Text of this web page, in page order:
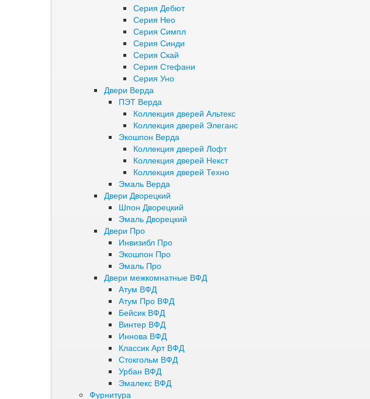
Серия Дебют
Серия Нео
Серия Симпл
Серия Синди
Серия Скай
Серия Стефани
Серия Уно
Двери Верда
ПЭТ Верда
Коллекция дверей Альтекс
Коллекция дверей Элеганс
Экошпон Верда
Коллекция дверей Лофт
Коллекция дверей Некст
Коллекция дверей Техно
Эмаль Верда
Двери Дворецкий
Шпон Дворецкий
Эмаль Дворецкий
Двери Про
Инвизибл Про
Экошпон Про
Эмаль Про
Двери межкомнатные ВФД
Атум ВФД
Атум Про ВФД
Бейсик ВФД
Винтер ВФД
Иннова ВФД
Классик Арт ВФД
Стокгольм ВФД
Урбан ВФД
Эмалекс ВФД
Фурнитура